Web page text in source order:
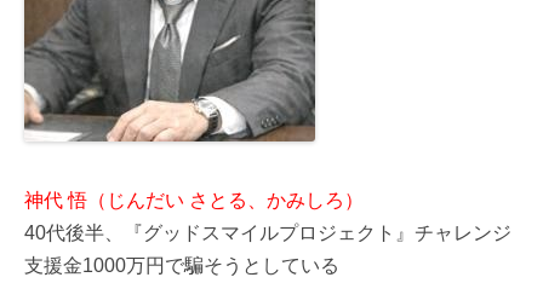
神代 悟（じんだい さとる、かみしろ）
40代後半、『グッドスマイルプロジェクト』チャレンジ
支援金1000万円で騙そうとしている